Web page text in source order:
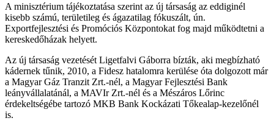
A minisztérium tájékoztatása szerint az új társaság az eddiginél
kisebb számú, területileg és ágazatilag fókuszált, ún.
Exportfejlesztési és Promóciós Központokat fog majd működtetni a
kereskedőházak helyett.
Az új társaság vezetését Ligetfalvi Gáborra bízták, aki megbízható
kádernek tűnik, 2010, a Fidesz hatalomra kerülése óta dolgozott már
a Magyar Gáz Tranzit Zrt.-nél, a Magyar Fejlesztési Bank
leányvállalatánál, a MAVIr Zrt.-nél és a Mészáros Lőrinc
érdekeltségébe tartozó MKB Bank Kockázati Tőkealap-kezelőnél
is.